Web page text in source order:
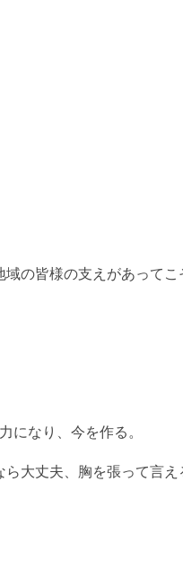
の皆様の支えがあってこ
になり、今を作る。
大丈夫、胸を張って言え